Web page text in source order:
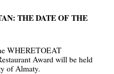
THE DATE OF THE
WHERETOEAT
Award will be held
of Almaty.